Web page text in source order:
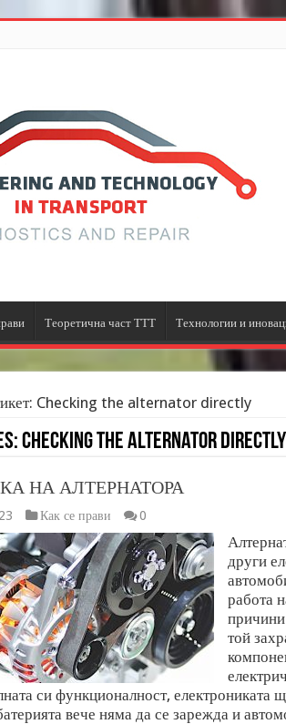
Теоретична част ТТТ Технологии и
Checking the alternator directly
Checking the alternator directly
НА АЛТЕРНАТОРА
Как се прави 0
други
работа
той
си функционалност, електрониката
вече няма да се зарежда и